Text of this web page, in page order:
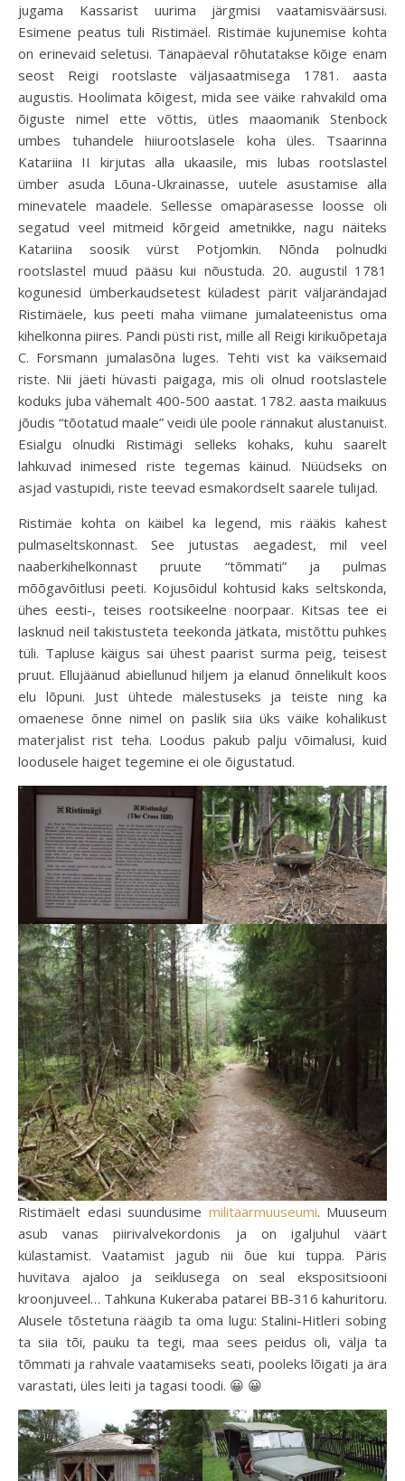
jugama Kassarist uurima järgmisi vaatamisväärsusi.
Esimene peatus tuli Ristimäel. Ristimäe kujunemise kohta
on erinevaid seletusi. Tänapäeval rõhutatakse kõige enam
seost Reigi rootslaste väljasaatmisega 1781. aasta
augustis. Hoolimata kõigest, mida see väike rahvakild oma
õiguste nimel ette võttis, ütles maaomanik Stenbock
umbes tuhandele hiiurootslasele koha üles. Tsaarinna
Katariina II kirjutas alla ukaasile, mis lubas rootslastel
ümber asuda Lõuna-Ukrainasse, uutele asustamise alla
minevatele maadele. Sellesse omapärasesse loosse oli
segatud veel mitmeid kõrgeid ametnikke, nagu näiteks
Katariina soosik vürst Potjomkin. Nõnda polnudki
rootslastel muud pääsu kui nõustuda. 20. augustil 1781
kogunesid ümberkaudsetest küladest pärit väljarändajad
Ristimäele, kus peeti maha viimane jumalateenistus oma
kihelkonna piires. Pandi püsti rist, mille all Reigi kirikuõpetaja
C. Forsmann jumalasõna luges. Tehti vist ka väiksemaid
riste. Nii jäeti hüvasti paigaga, mis oli olnud rootslastele
koduks juba vähemalt 400-500 aastat. 1782. aasta maikuus
jõudis “tõotatud maale” veidi üle poole rännakut alustanuist.
Esialgu olnudki Ristimägi selleks kohaks, kuhu saarelt
lahkuvad inimesed riste tegemas käinud. Nüüdseks on
asjad vastupidi, riste teevad esmakordselt saarele tulijad.
Ristimäe kohta on käibel ka legend, mis rääkis kahest
pulmaseltskonnast. See jutustas aegadest, mil veel
naaberkihelkonnast pruute “tõmmati” ja pulmas
mõõgavõitlusi peeti. Kojusõidul kohtusid kaks seltskonda,
ühes eesti-, teises rootsikeelne noorpaar. Kitsas tee ei
lasknud neil takistusteta teekonda jätkata, mistõttu puhkes
tüli. Tapluse käigus sai ühest paarist surma peig, teisest
pruut. Ellujäänud abiellunud hiljem ja elanud õnnelikult koos
elu lõpuni. Just ühtede mälestuseks ja teiste ning ka
omaenese õnne nimel on paslik siia üks väike kohalikust
materjalist rist teha. Loodus pakub palju võimalusi, kuid
loodusele haiget tegemine ei ole õigustatud.
Ristimäelt edasi suundusime militaarmuuseumi. Muuseum
asub vanas piirivalvekordonis ja on igaljuhul väärt
külastamist. Vaatamist jagub nii õue kui tuppa. Päris
huvitava ajaloo ja seiklusega on seal ekspositsiooni
kroonjuveel… Tahkuna Kukeraba patarei BB-316 kahuritoru.
Alusele tõstetuna räägib ta oma lugu: Stalini-Hitleri sobing
ta siia tõi, pauku ta tegi, maa sees peidus oli, välja ta
tõmmati ja rahvale vaatamiseks seati, pooleks lõigati ja ära
varastati, üles leiti ja tagasi toodi. 😀 😀